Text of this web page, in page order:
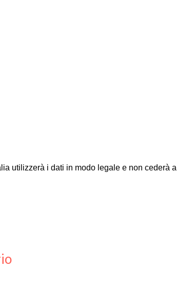
utilizzerà i dati in modo legale e non cederà a